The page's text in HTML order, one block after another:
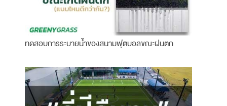
ทดสอบการระบายน้ำของสนามฟุตบอลขณะฝนตก